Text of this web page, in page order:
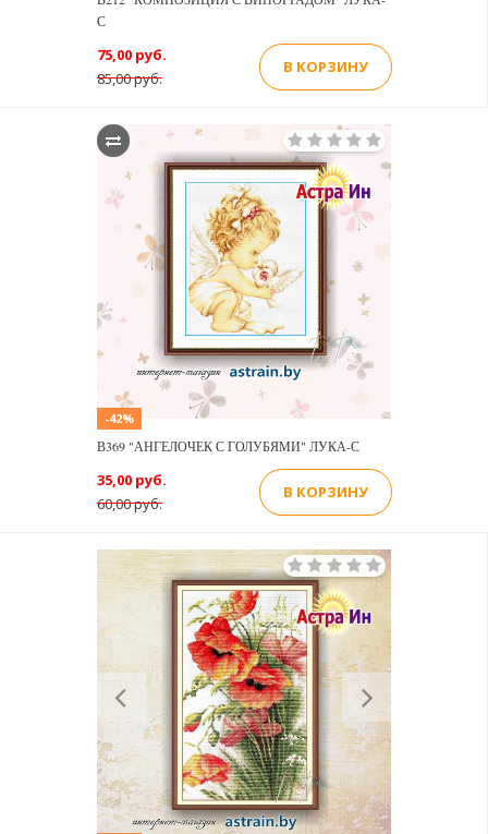
С
85,00 руб.
75,00 руб.
В КОРЗИНУ
-42%
В369 "АНГЕЛОЧЕК С ГОЛУБЯМИ" ЛУКА-С
60,00 руб.
35,00 руб.
В КОРЗИНУ
Previous Next